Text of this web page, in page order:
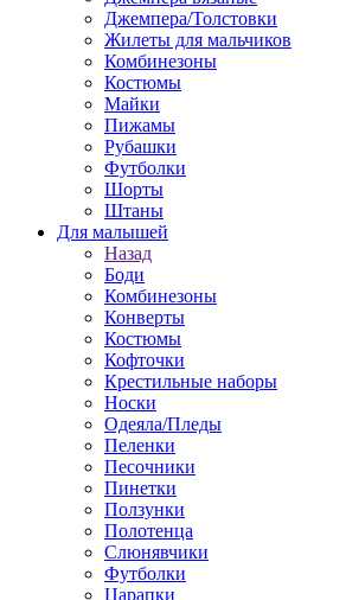
Джемпера/Толстовки
Жилеты для мальчиков
Комбинезоны
Костюмы
Майки
Пижамы
Рубашки
Футболки
Шорты
Штаны
Для малышей
Назад
Боди
Комбинезоны
Конверты
Костюмы
Кофточки
Крестильные наборы
Носки
Одеяла/Пледы
Пеленки
Песочники
Пинетки
Ползунки
Полотенца
Слюнявчики
Футболки
Царапки